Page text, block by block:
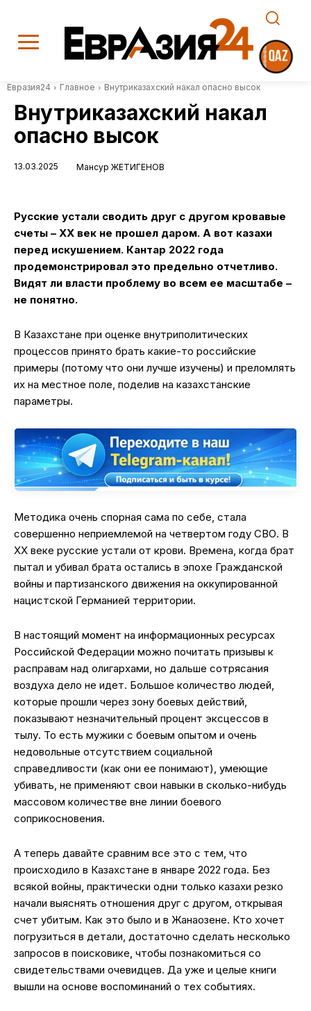
Евразия24 Главное Внутриказахский накал опасно высок
Внутриказахский накал
опасно высок
13.03.2025 Мансур ЖЕТИГЕНОВ
Русские устали сводить друг с другом кровавые
счеты – XX век не прошел даром. А вот казахи
перед искушением. Кантар 2022 года
продемонстрировал это предельно отчетливо.
Видят ли власти проблему во всем ее масштабе –
не понятно.
В Казахстане при оценке внутриполитических
процессов принято брать какие-то российские
примеры (потому что они лучше изучены) и преломлять
их на местное поле, поделив на казахстанские
параметры.
Методика очень спорная сама по себе, стала
совершенно неприемлемой на четвертом году СВО. В
XX веке русские устали от крови. Времена, когда брат
пытал и убивал брата остались в эпохе Гражданской
войны и партизанского движения на оккупированной
нацистской Германией территории.
В настоящий момент на информационных ресурсах
Российской Федерации можно почитать призывы к
расправам над олигархами, но дальше сотрясания
воздуха дело не идет. Большое количество людей,
которые прошли через зону боевых действий,
показывают незначительный процент эксцессов в
тылу. То есть мужики с боевым опытом и очень
недовольные отсутствием социальной
справедливости (как они ее понимают), умеющие
убивать, не применяют свои навыки в сколько-нибудь
массовом количестве вне линии боевого
соприкосновения.
А теперь давайте сравним все это с тем, что
происходило в Казахстане в январе 2022 года. Без
всякой войны, практически одни только казахи резко
начали выяснять отношения друг с другом, открывая
счет убитым. Как это было и в Жанаозене. Кто хочет
погрузиться в детали, достаточно сделать несколько
запросов в поисковике, чтобы познакомиться со
свидетельствами очевидцев. Да уже и целые книги
вышли на основе воспоминаний о тех событиях.